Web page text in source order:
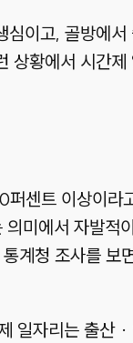
이고, 골방에
상황에서 시간
센트 이상이라
미에서 자발적
계청 조사를 보
일자리는 출산